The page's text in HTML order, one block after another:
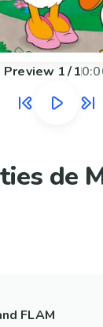
Preview 1/1
de
FLAM